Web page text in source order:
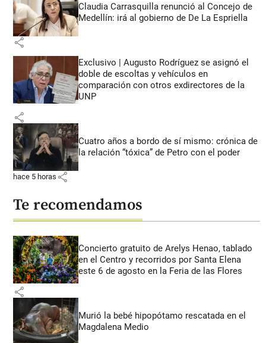
Claudia Carrasquilla renunció al Concejo de
Medellín: irá al gobierno de De La Espriella
share
Exclusivo | Augusto Rodríguez se asignó el
doble de escoltas y vehículos en
comparación con otros exdirectores de la
UNP
share
Cuatro años a bordo de sí mismo: crónica de
la relación “tóxica” de Petro con el poder
hace 5 horas share
Te recomendamos
Concierto gratuito de Arelys Henao, tablado
en el Centro y recorridos por Santa Elena
este 6 de agosto en la Feria de las Flores
share
Murió la bebé hipopótamo rescatada en el
Magdalena Medio